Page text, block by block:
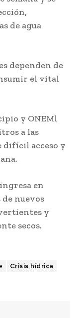
de agua
dependen de
el vital
y ONEMl
a las
difícil acceso y
en
nuevos
y
secos.
Crisis hídrica